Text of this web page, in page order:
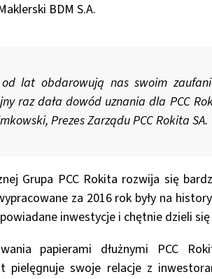
BDM S.A.
lat obdarowują nas swoim
raz dała dowód uznania dla PCC
Prezes Zarządu PCC Rokita SA.
Grupa PCC Rokita rozwija się
za 2016 rok były na
inwestycje i chętnie dzieli
papierami dłużnymi PCC
pielęgnuje swoje relacje z